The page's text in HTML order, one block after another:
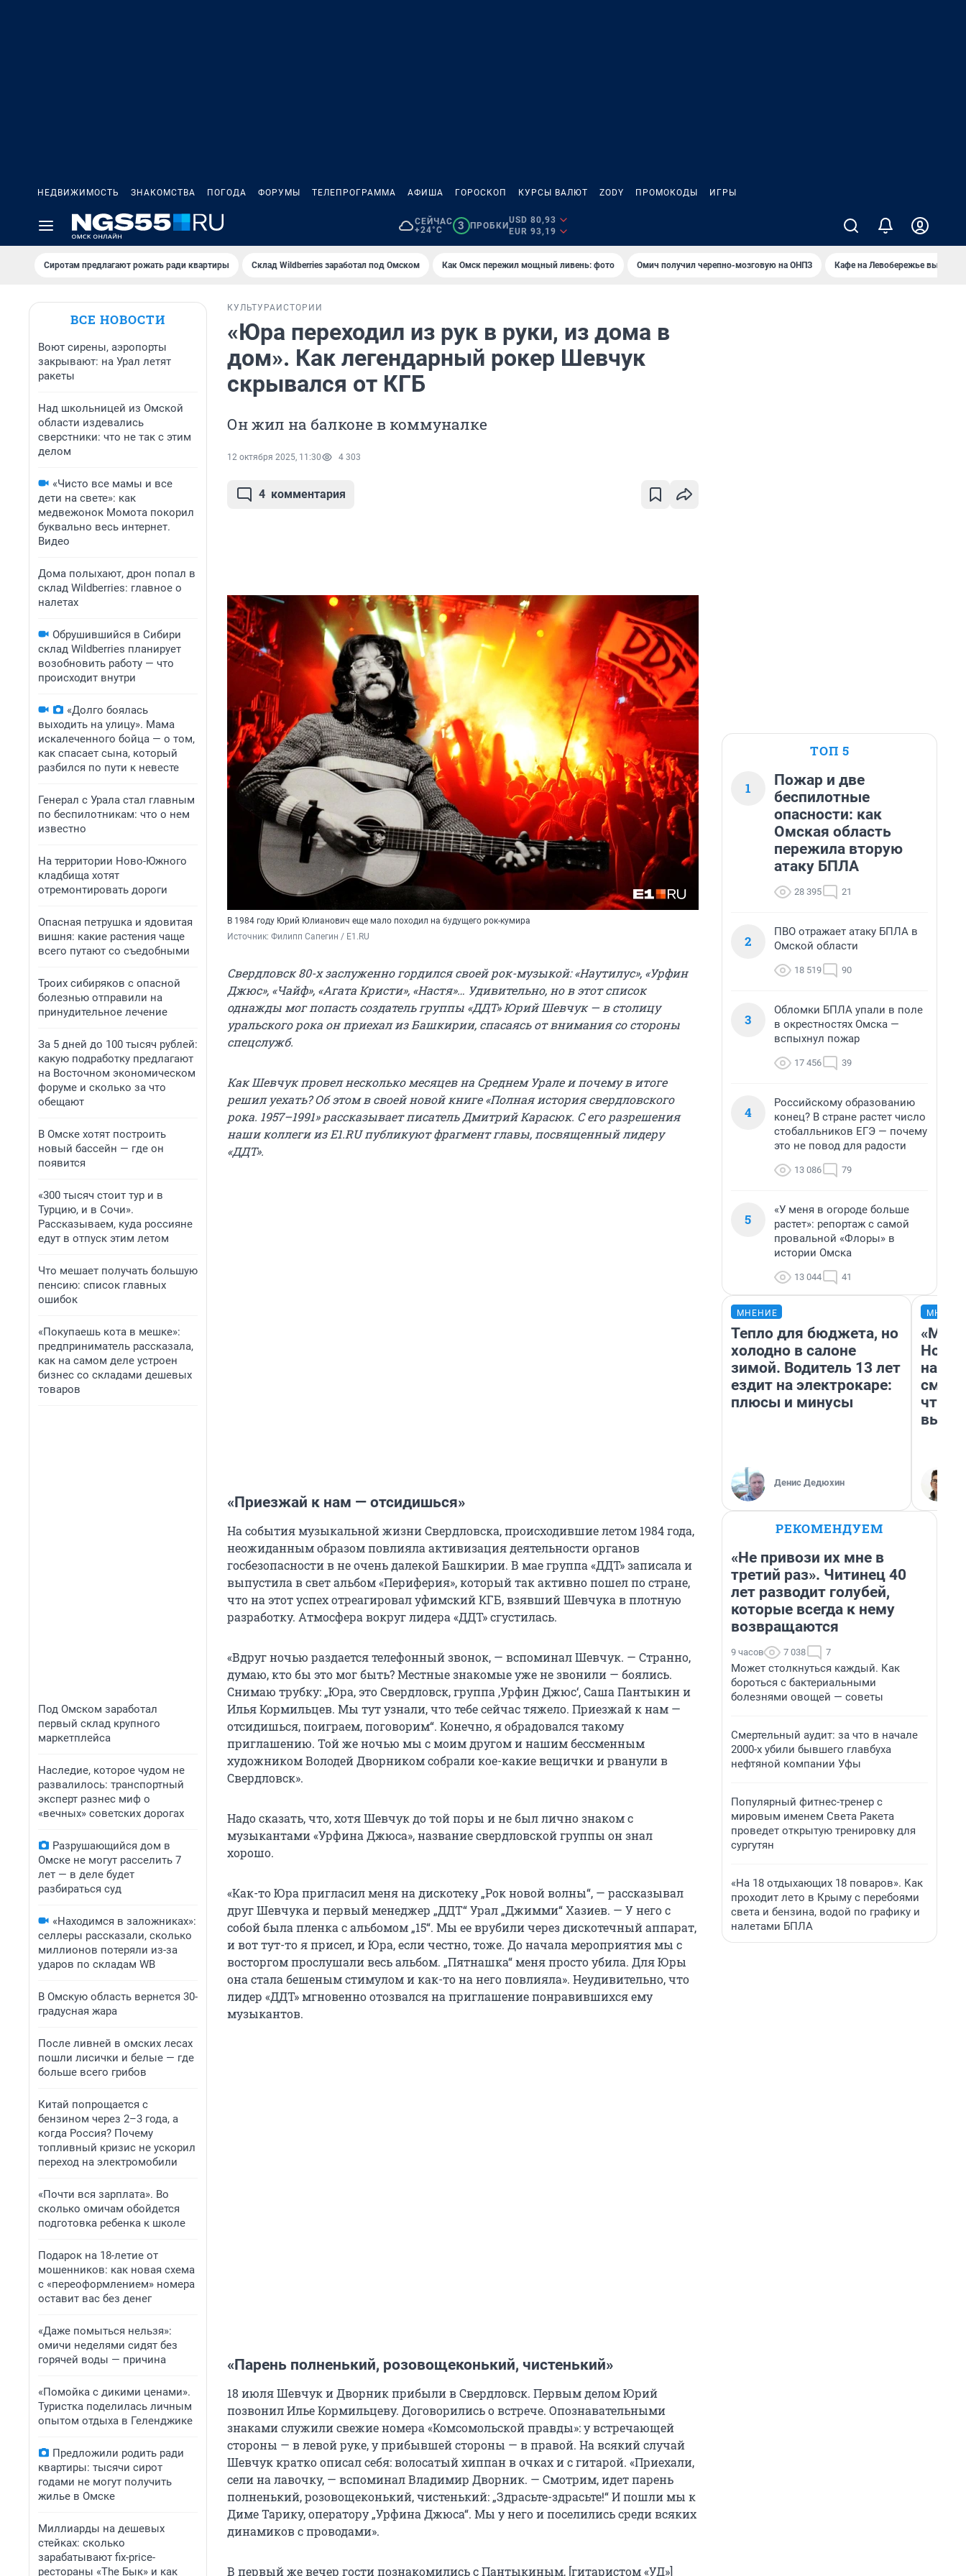
НЕДВИЖИМОСТЬ ЗНАКОМСТВА ПОГОДА ФОРУМЫ ТЕЛЕПРОГРАММА АФИША ГОРОСКОП КУРСЫ ВАЛЮТ ZODY ПРОМОКОДЫ ИГРЫ
СЕЙЧАС
+24°C
3 ПРОБКИ
USD 80,93
EUR 93,19
Сиротам предлагают рожать ради квартиры Склад Wildberries заработал под Омском Как Омск пережил мощный ливень: фото Омич получил черепно-мозговую на ОНПЗ Кафе на Левобережье
ВСЕ НОВОСТИ
Воют сирены, аэропорты
закрывают: на Урал летят
ракеты
Над школьницей из Омской
области издевались
сверстники: что не так с этим
делом
«Чисто все мамы и все
дети на свете»: как
медвежонок Момота покорил
буквально весь интернет.
Видео
Дома полыхают, дрон попал в
склад Wildberries: главное о
налетах
Обрушившийся в Сибири
склад Wildberries планирует
возобновить работу — что
происходит внутри
«Долго боялась
выходить на улицу». Мама
искалеченного бойца — о том,
как спасает сына, который
разбился по пути к невесте
Генерал с Урала стал главным
по беспилотникам: что о нем
известно
На территории Ново-Южного
кладбища хотят
отремонтировать дороги
Опасная петрушка и ядовитая
вишня: какие растения чаще
всего путают со съедобными
Троих сибиряков с опасной
болезнью отправили на
принудительное лечение
За 5 дней до 100 тысяч рублей:
какую подработку предлагают
на Восточном экономическом
форуме и сколько за что
обещают
В Омске хотят построить
новый бассейн — где он
появится
«300 тысяч стоит тур и в
Турцию, и в Сочи».
Рассказываем, куда россияне
едут в отпуск этим летом
Что мешает получать большую
пенсию: список главных
ошибок
«Покупаешь кота в мешке»:
предприниматель рассказала,
как на самом деле устроен
бизнес со складами дешевых
товаров
Под Омском заработал
первый склад крупного
маркетплейса
Наследие, которое чудом не
развалилось: транспортный
эксперт разнес миф о
«вечных» советских дорогах
Разрушающийся дом в
Омске не могут расселить 7
лет — в деле будет
разбираться суд
«Находимся в заложниках»:
селлеры рассказали, сколько
миллионов потеряли из-за
ударов по складам WB
В Омскую область вернется 30-
градусная жара
После ливней в омских лесах
пошли лисички и белые — где
больше всего грибов
Китай попрощается с
бензином через 2–3 года, а
когда Россия? Почему
топливный кризис не ускорил
переход на электромобили
«Почти вся зарплата». Во
сколько омичам обойдется
подготовка ребенка к школе
Подарок на 18-летие от
мошенников: как новая схема
с «переоформлением» номера
оставит вас без денег
«Даже помыться нельзя»:
омичи неделями сидят без
горячей воды — причина
«Помойка с дикими ценами».
Туристка поделилась личным
опытом отдыха в Геленджике
Предложили родить ради
квартиры: тысячи сирот
годами не могут получить
жилье в Омске
Миллиарды на дешевых
стейках: сколько
зарабатывают fix-price-
рестораны «The Бык» и как
КУЛЬТУРА ИСТОРИИ
«Юра переходил из рук в руки, из дома в
дом». Как легендарный рокер Шевчук
скрывался от КГБ
Он жил на балконе в коммуналке
12 октября 2025, 11:30 4 303
4 комментария
В 1984 году Юрий Юлианович еще мало походил на будущего рок-кумира
Источник: Филипп Сапегин / E1.RU
Свердловск 80-х заслуженно гордился своей рок-музыкой: «Наутилус», «Урфин
Джюс», «Чайф», «Агата Кристи», «Настя»… Удивительно, но в этот список
однажды мог попасть создатель группы «ДДТ» Юрий Шевчук — в столицу
уральского рока он приехал из Башкирии, спасаясь от внимания со стороны
спецслужб.
Как Шевчук провел несколько месяцев на Среднем Урале и почему в итоге
решил уехать? Об этом в своей новой книге «Полная история свердловского
рока. 1957–1991» рассказывает писатель Дмитрий Карасюк. С его разрешения
наши коллеги из Е1.RU публикуют фрагмент главы, посвященный лидеру
«ДДТ».
«Приезжай к нам — отсидишься»
На события музыкальной жизни Свердловска, происходившие летом 1984 года,
неожиданным образом повлияла активизация деятельности органов
госбезопасности в не очень далекой Башкирии. В мае группа «ДДТ» записала и
выпустила в свет альбом «Периферия», который так активно пошел по стране,
что на этот успех отреагировал уфимский КГБ, взявший Шевчука в плотную
разработку. Атмосфера вокруг лидера «ДДТ» сгустилась.
«Вдруг ночью раздается телефонный звонок, — вспоминал Шевчук. — Странно,
думаю, кто бы это мог быть? Местные знакомые уже не звонили — боялись.
Снимаю трубку: „Юра, это Свердловск, группа ‚Урфин Джюс‘, Саша Пантыкин и
Илья Кормильцев. Мы тут узнали, что тебе сейчас тяжело. Приезжай к нам —
отсидишься, поиграем, поговорим“. Конечно, я обрадовался такому
приглашению. Той же ночью мы с моим другом и нашим бессменным
художником Володей Дворником собрали кое-какие вещички и рванули в
Свердловск».
Надо сказать, что, хотя Шевчук до той поры и не был лично знаком с
музыкантами «Урфина Джюса», название свердловской группы он знал
хорошо.
«Как-то Юра пригласил меня на дискотеку „Рок новой волны“, — рассказывал
друг Шевчука и первый менеджер „ДДТ“ Урал „Джимми“ Хазиев. — У него с
собой была пленка с альбомом „15“. Мы ее врубили через дискотечный аппарат,
и вот тут-то я присел, и Юра, если честно, тоже. До начала мероприятия мы с
восторгом прослушали весь альбом. „Пятнашка“ меня просто убила. Для Юры
она стала бешеным стимулом и как-то на него повлияла». Неудивительно, что
лидер «ДДТ» мгновенно отозвался на приглашение понравившихся ему
музыкантов.
«Парень полненький, розовощеконький, чистенький»
18 июля Шевчук и Дворник прибыли в Свердловск. Первым делом Юрий
позвонил Илье Кормильцеву. Договорились о встрече. Опознавательными
знаками служили свежие номера «Комсомольской правды»: у встречающей
стороны — в левой руке, у прибывшей стороны — в правой. На всякий случай
Шевчук кратко описал себя: волосатый хиппан в очках и с гитарой. «Приехали,
сели на лавочку, — вспоминал Владимир Дворник. — Смотрим, идет парень
полненький, розовощеконький, чистенький: „Здрасьте-здрасьте!“ И пошли мы к
Диме Тарику, оператору „Урфина Джюса“. Мы у него и поселились среди всяких
динамиков с проводами».
В первый же вечер гости познакомились с Пантыкиным, [гитаристом «УД»]
ТОП 5
1
Пожар и две
беспилотные
опасности: как
Омская область
пережила вторую
атаку БПЛА
28 395 21
2
ПВО отражает атаку БПЛА в
Омской области
18 519 90
3
Обломки БПЛА упали в поле
в окрестностях Омска —
вспыхнул пожар
17 456 39
4
Российскому образованию
конец? В стране растет число
стобалльников ЕГЭ — почему
это не повод для радости
13 086 79
5
«У меня в огороде больше
растет»: репортаж с самой
провальной «Флоры» в
истории Омска
13 044 41
МНЕНИЕ
Тепло для бюджета, но
холодно в салоне
зимой. Водитель 13 лет
ездит на электрокаре:
плюсы и минусы
Денис Дедюхин
«Мы
РЕКОМЕНДУЕМ
«Не привози их мне в
третий раз». Читинец 40
лет разводит голубей,
которые всегда к нему
возвращаются
9 часов 7 038 7
Может столкнуться каждый. Как
бороться с бактериальными
болезнями овощей — советы
Смертельный аудит: за что в начале
2000-х убили бывшего главбуха
нефтяной компании Уфы
Популярный фитнес-тренер с
мировым именем Света Ракета
проведет открытую тренировку для
сургутян
«На 18 отдыхающих 18 поваров». Как
проходит лето в Крыму с перебоями
света и бензина, водой по графику и
налетами БПЛА